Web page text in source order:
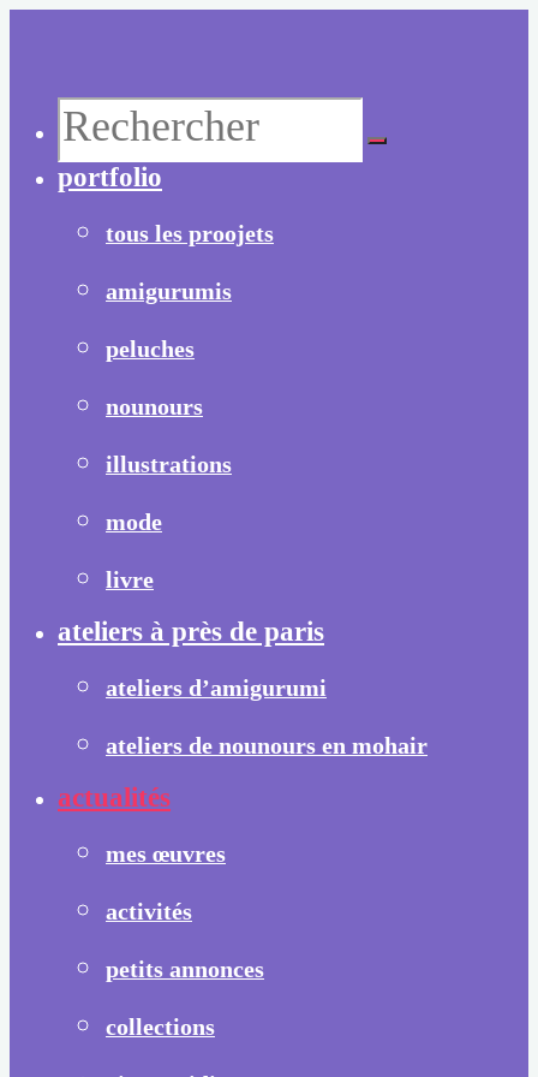
contenu
Recherche
pour :
portfolio
tous les proojets
amigurumis
peluches
nounours
illustrations
mode
livre
ateliers à près de paris
ateliers d’amigurumi
ateliers de nounours en mohair
actualités
mes œuvres
activités
petits annonces
collections